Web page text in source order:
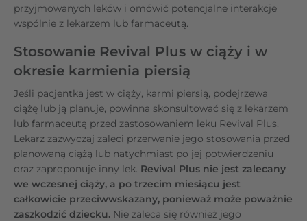
przyjmowanych leków i omówić potencjalne interakcje
wspólnie z lekarzem lub farmaceutą.
Stosowanie Revival Plus w ciąży i w
okresie karmienia piersią
Jeśli pacjentka jest w ciąży, karmi piersią, podejrzewa
ciążę lub ją planuje, powinna skonsultować się z lekarzem
lub farmaceutą przed zastosowaniem leku Revival Plus.
Lekarz zazwyczaj zaleci przerwanie jego stosowania przed
planowaną ciążą lub natychmiast po jej potwierdzeniu
oraz zaproponuje inny lek. Revival Plus nie jest zalecany
we wczesnej ciąży, a po trzecim miesiącu jest
całkowicie przeciwwskazany, ponieważ może poważnie
zaszkodzić dziecku. Nie zaleca się również jego